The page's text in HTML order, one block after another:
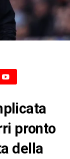
pronto
della